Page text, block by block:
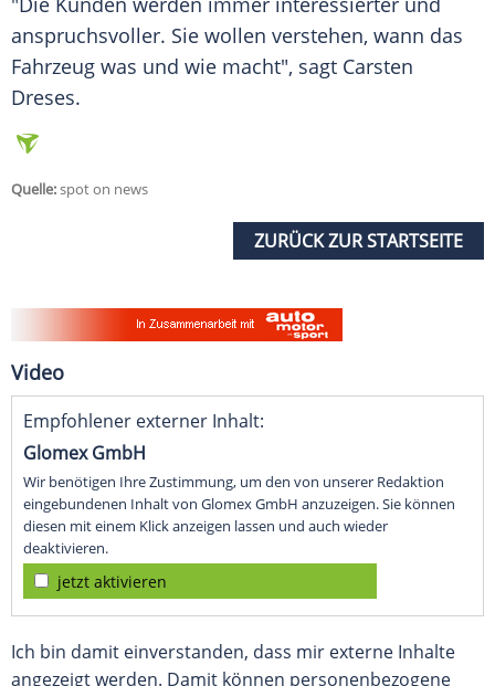
anspruchsvoller. Sie wollen verstehen, wann das
Fahrzeug was und wie macht", sagt Carsten
Dreses.
Quelle:spot on news
ZURÜCK ZUR STARTSEITE
Video
Empfohlener externer Inhalt:
Glomex GmbH
Wir benötigen Ihre Zustimmung, um den von unserer Redaktion
eingebundenen Inhalt von Glomex GmbH anzuzeigen. Sie können
diesen mit einem Klick anzeigen lassen und auch wieder
deaktivieren.
jetzt aktivieren
Ich bin damit einverstanden, dass mir externe Inhalte
angezeigt werden. Damit können personenbezogene